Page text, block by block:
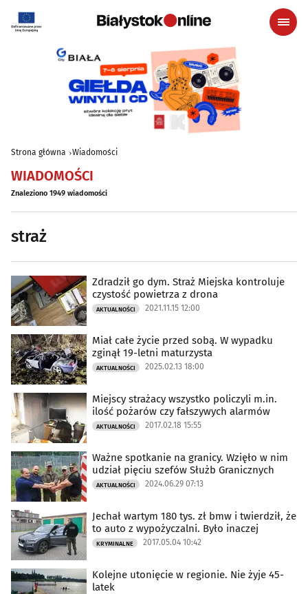
Strona główna Wiadomości
WIADOMOŚCI
Znaleziono 1949 wiadomości
straż
Zdradził go dym. Straż Miejska kontroluje
czystość powietrza z drona
AKTUALNOŚCI 2021.11.15 12:00
Miał całe życie przed sobą. W wypadku
zginął 19-letni maturzysta
AKTUALNOŚCI 2025.02.13 18:00
Miejscy strażacy wszystko policzyli m.in.
ilość pożarów czy fałszywych alarmów
AKTUALNOŚCI 2017.02.18 15:55
Ważne spotkanie na granicy. Wzięło w nim
udział pięciu szefów Służb Granicznych
AKTUALNOŚCI 2024.06.29 07:13
Jechał wartym 180 tys. zł bmw i twierdził, że
to auto z wypożyczalni. Było inaczej
KRYMINALNE 2017.05.04 10:42
Kolejne utonięcie w regionie. Nie żyje 45-
latek